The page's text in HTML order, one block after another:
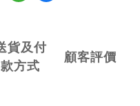
貨及付
款方式
顧客評價